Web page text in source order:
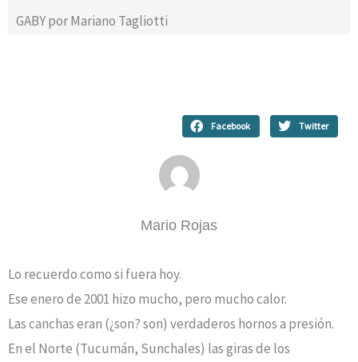
GABY por Mariano Tagliotti
Facebook Twitter
Mario Rojas
Lo recuerdo como si fuera hoy.
Ese enero de 2001 hizo mucho, pero mucho calor.
Las canchas eran (¿son? son) verdaderos hornos a presión.
En el Norte (Tucumán, Sunchales) las giras de los